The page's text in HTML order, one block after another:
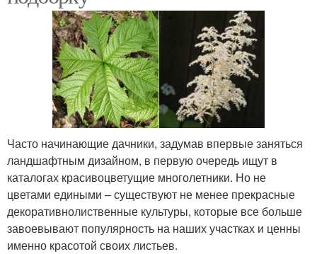
Растения с красивыми
листьями
Декоративные растения
Растения для участка Садовые растения
Растения с
декоративными
листьями
Часто начинающие дачники, задумав впервые заняться
ландшафтным дизайном, в первую очередь ищут в
каталогах красивоцветущие многолетники. Но не
цветами едиными – существуют не менее прекрасные
декоративнолиственные культуры, которые все больше
завоевывают популярность на наших участках и ценны
именно красотой своих листьев.